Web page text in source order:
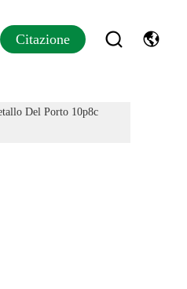
Citazione
Del Porto 10p8c